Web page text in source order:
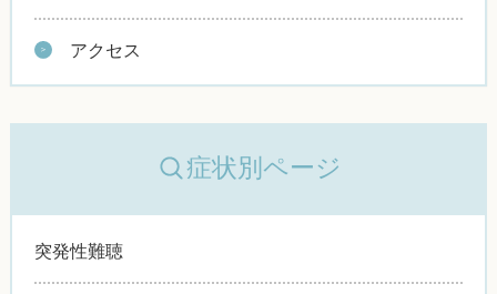
アクセス
症状別ページ
突発性難聴